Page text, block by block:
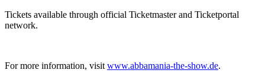
Tickets available through official Ticketmaster and Ticketportal
network.
For more information, visit www.abbamania-the-show.de.